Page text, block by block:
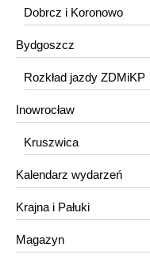
Dobrcz i Koronowo
Bydgoszcz
Rozkład jazdy ZDMiKP
Inowrocław
Kruszwica
Kalendarz wydarzeń
Krajna i Pałuki
Magazyn